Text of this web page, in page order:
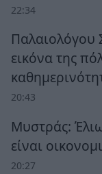
22:34
Παλαιολόγου
εικόνα της
20:43
Μυστράς:
είναι
20:27